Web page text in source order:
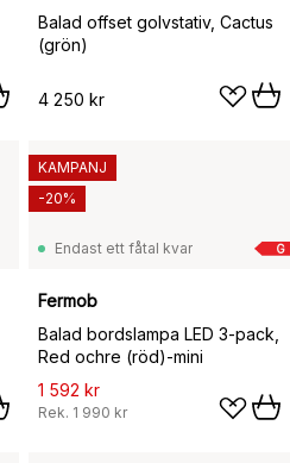
Balad offset golvstativ, Cactus
(grön)
4 250 kr
G
Endast ett fåtal kvar
Fermob
Balad bordslampa LED 3-pack,
Red ochre (röd)-mini
1 592 kr
Rek. 1 990 kr
KAMPANJ
-20%